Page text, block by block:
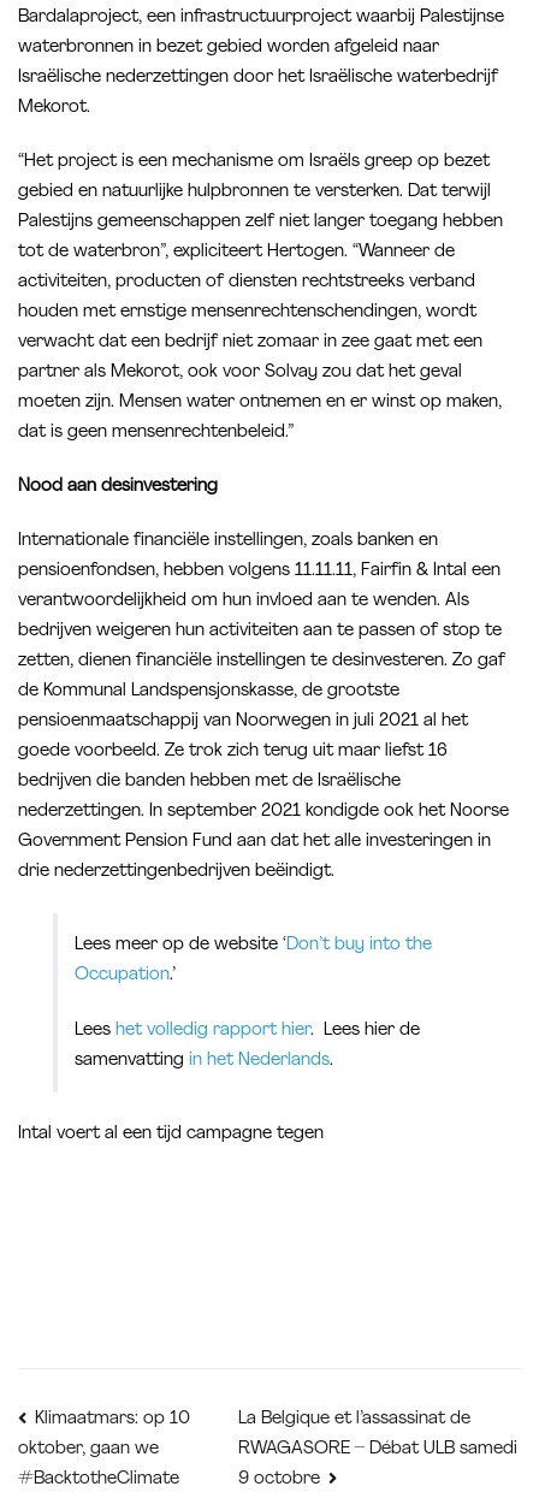
Bardalaproject, een infrastructuurproject waarbij Palestijnse
waterbronnen in bezet gebied worden afgeleid naar
Israëlische nederzettingen door het Israëlische waterbedrijf
Mekorot.
“Het project is een mechanisme om Israëls greep op bezet
gebied en natuurlijke hulpbronnen te versterken. Dat terwijl
Palestijns gemeenschappen zelf niet langer toegang hebben
tot de waterbron”, expliciteert Hertogen. “Wanneer de
activiteiten, producten of diensten rechtstreeks verband
houden met ernstige mensenrechtenschendingen, wordt
verwacht dat een bedrijf niet zomaar in zee gaat met een
partner als Mekorot, ook voor Solvay zou dat het geval
moeten zijn. Mensen water ontnemen en er winst op maken,
dat is geen mensenrechtenbeleid.”
Nood aan desinvestering
Internationale financiële instellingen, zoals banken en
pensioenfondsen, hebben volgens 11.11.11, Fairfin & Intal een
verantwoordelijkheid om hun invloed aan te wenden. Als
bedrijven weigeren hun activiteiten aan te passen of stop te
zetten, dienen financiële instellingen te desinvesteren. Zo gaf
de Kommunal Landspensjonskasse, de grootste
pensioenmaatschappij van Noorwegen in juli 2021 al het
goede voorbeeld. Ze trok zich terug uit maar liefst 16
bedrijven die banden hebben met de Israëlische
nederzettingen. In september 2021 kondigde ook het Noorse
Government Pension Fund aan dat het alle investeringen in
drie nederzettingenbedrijven beëindigt.
Lees meer op de website ‘Don’t buy into the
Occupation.’
Lees het volledig rapport hier. Lees hier de
samenvattingin het Nederlands.
Intal voert al een tijd campagne tegen
Bericht
navigatie
Klimaatmars: op 10
oktober, gaan we
#BacktotheClimate
La Belgique et l’assassinat de
RWAGASORE – Débat ULB samedi
9 octobre